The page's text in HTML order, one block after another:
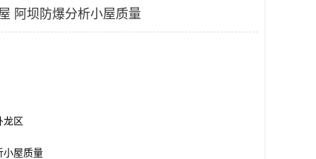
阿坝防爆分析小屋质量
龙区
小屋质量